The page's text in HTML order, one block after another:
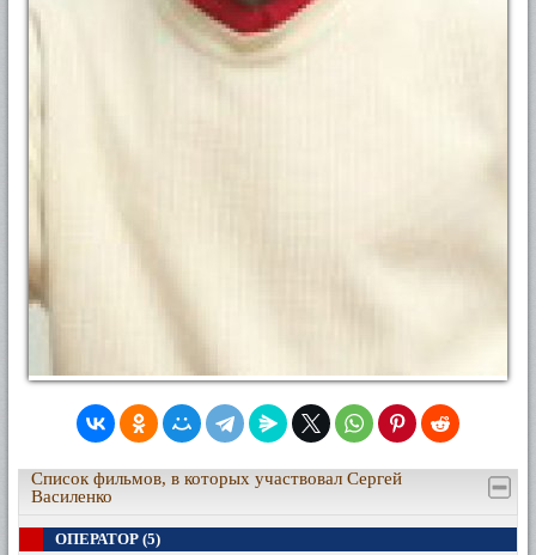
Список фильмов, в которых участвовал Сергей
Василенко
ОПЕРАТОР (5)